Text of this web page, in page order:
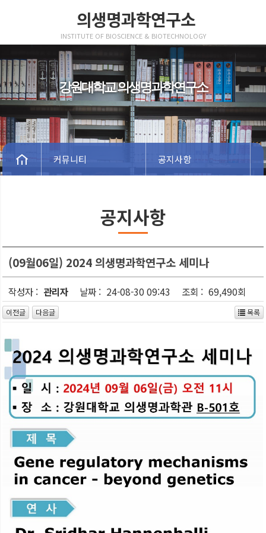
의생명과학연구소
INSTITUTE OF BIOSCIENCE & BIOTECHNOLOGY
강원대학교 의생명과학연구소
커뮤니티 공지사항
공지사항
(09월06일) 2024 의생명과학연구소 세미나
작성자 : 관리자 날짜 : 24-08-30 09:43 조회 : 69,490회
이전글 다음글 목록